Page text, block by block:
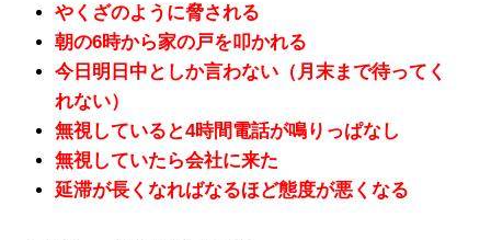
やくざのように脅される
朝の6時から家の戸を叩かれる
今日明日中としか言わない（月末まで待ってく
れない）
無視していると4時間電話が鳴りっぱなし
無視していたら会社に来た
延滞が長くなればなるほど態度が悪くなる